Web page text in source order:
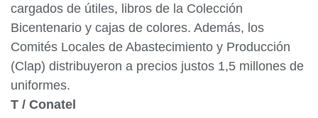
cargados de útiles, libros de la Colección
Bicentenario y cajas de colores. Además, los
Comités Locales de Abastecimiento y Producción
(Clap) distribuyeron a precios justos 1,5 millones de
uniformes.
T / Conatel